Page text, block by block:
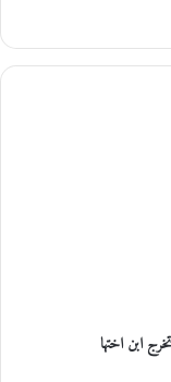
ابن اختها